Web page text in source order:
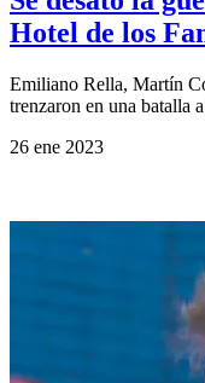
Hotel de los
Emiliano Rella, Martín
trenzaron en una batalla
26 ene 2023